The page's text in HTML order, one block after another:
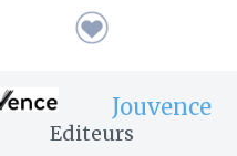
Jouvence
Editeurs